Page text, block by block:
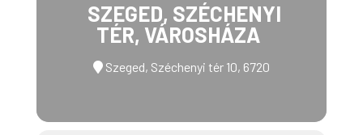
SZEGED, SZÉCHENYI
TÉR, VÁROSHÁZA
Szeged, Széchenyi tér 10, 6720